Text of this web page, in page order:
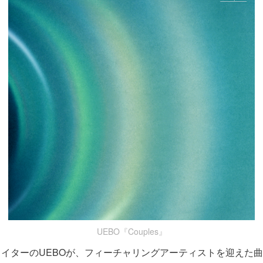
UEBO『Couples』
ターのUEBOが、フィーチャリングアーティストを迎えた